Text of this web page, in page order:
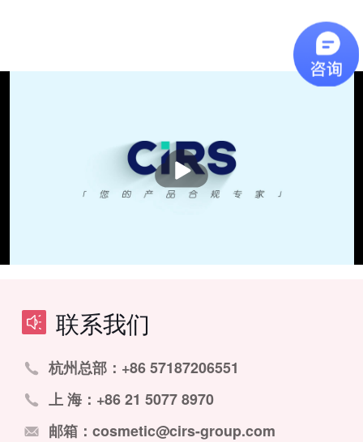
播
放
联系我们
杭州总部：+86 57187206551
上 海：+86 21 5077 8970
邮箱：cosmetic@cirs-group.com